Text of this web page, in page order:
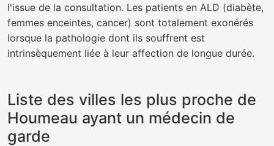
l'issue de la consultation. Les patients en ALD (diabète,
femmes enceintes, cancer) sont totalement exonérés
lorsque la pathologie dont ils souffrent est
intrinsèquement liée à leur affection de longue durée.
Liste des villes les plus proche de
Houmeau ayant un médecin de
garde